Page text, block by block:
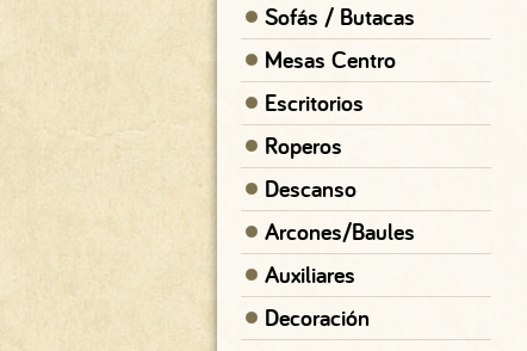
Sofás / Butacas
Mesas Centro
Escritorios
Roperos
Descanso
Arcones/Baules
Auxiliares
Decoración